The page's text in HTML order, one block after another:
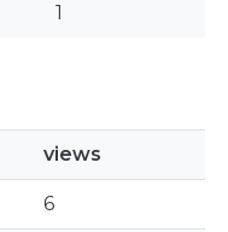
1
views
6